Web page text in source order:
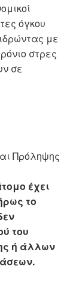
όγκου
με
στρες
σε
Πρόληψης
έχει
το
του
ή άλλων